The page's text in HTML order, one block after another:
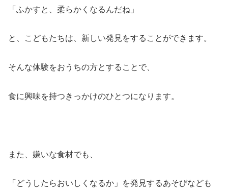
「ふかすと、柔らかくなるんだね」
と、こどもたちは、新しい発見をすることができます。
そんな体験をおうちの方とすることで、
食に興味を持つきっかけのひとつになります。
また、嫌いな食材でも、
「どうしたらおいしくなるか」を発見するあそびなども